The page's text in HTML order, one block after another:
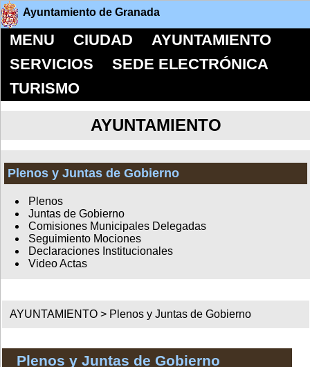
Ayuntamiento de Granada
MENU CIUDAD
AYUNTAMIENTO
SERVICIOS
SEDE ELECTRÓNICA
TURISMO
AYUNTAMIENTO
Plenos y Juntas de Gobierno
Plenos
Juntas de Gobierno
Comisiones Municipales Delegadas
Seguimiento Mociones
Declaraciones Institucionales
Video Actas
AYUNTAMIENTO > Plenos y Juntas de Gobierno
Plenos y Juntas de Gobierno